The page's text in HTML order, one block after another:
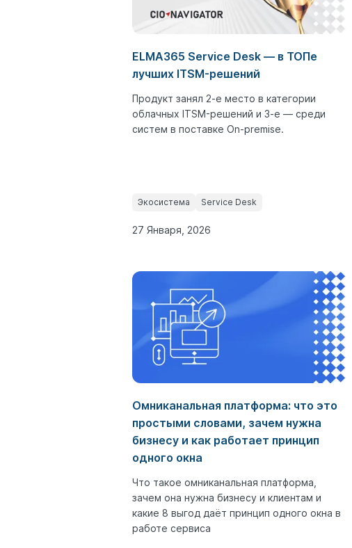
ELMA365 Service Desk ― в ТОПе
лучших ITSM-решений
Продукт занял 2-е место в категории
облачных ITSM-решений и 3-е ― среди
систем в поставке On-premise.
Экосистема Service Desk
27 Января, 2026
Омниканальная платформа: что это
простыми словами, зачем нужна
бизнесу и как работает принцип
одного окна
Что такое омниканальная платформа,
зачем она нужна бизнесу и клиентам и
какие 8 выгод даёт принцип одного окна в
работе сервиса